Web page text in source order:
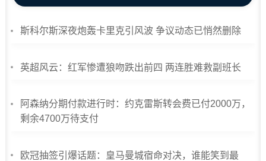
斯科尔斯深夜炮轰卡里克引风波 争议动态已悄然删除
英超风云：红军惨遭狼吻跌出前四 两连胜难救副班长
阿森纳分期付款进行时：约克雷斯转会费已付2000万，
剩余4700万待支付
欧冠抽签引爆话题：皇马曼城宿命对决，谁能笑到最